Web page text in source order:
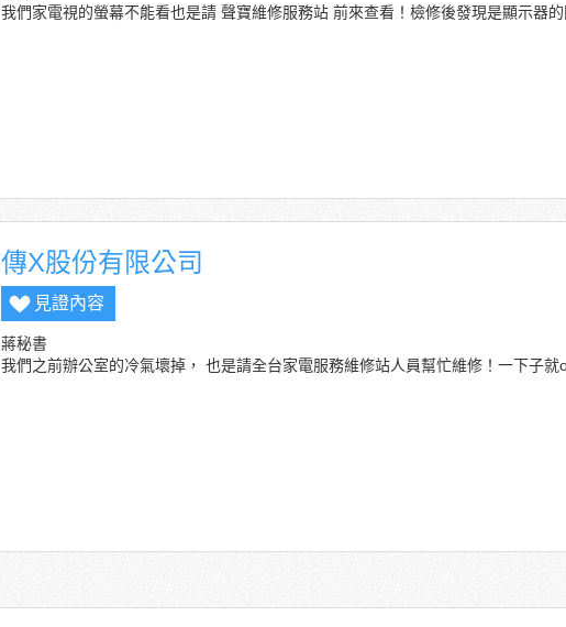
我們家電視的螢幕不能看也是請聲寶維修服務站 前來查看！檢修後發現是顯示器
傳X股份有限公司
見證內容
蔣秘書
我們之前辦公室的冷氣壞掉， 也是請全台家電服務維修站人員幫忙維修！一下子就